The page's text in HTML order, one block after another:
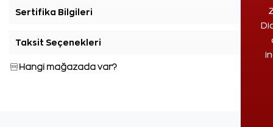
Sertifika Bilgileri
Taksit Seçenekleri
Hangi mağazada var?